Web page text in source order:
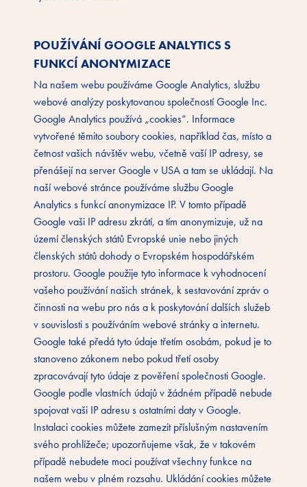
POUŽÍVÁNÍ GOOGLE ANALYTICS S
FUNKCÍ ANONYMIZACE
Na našem webu používáme Google Analytics, službu
webové analýzy poskytovanou společností Google Inc.
Google Analytics používá „cookies“. Informace
vytvořené těmito soubory cookies, například čas, místo a
četnost vašich návštěv webu, včetně vaší IP adresy, se
přenášejí na server Google v USA a tam se ukládají. Na
naší webové stránce používáme službu Google
Analytics s funkcí anonymizace IP. V tomto případě
Google vaši IP adresu zkrátí, a tím anonymizuje, už na
území členských států Evropské unie nebo jiných
členských států dohody o Evropském hospodářském
prostoru. Google použije tyto informace k vyhodnocení
vašeho používání našich stránek, k sestavování zpráv o
činnosti na webu pro nás a k poskytování dalších služeb
v souvislosti s používáním webové stránky a internetu.
Google také předá tyto údaje třetím osobám, pokud je to
stanoveno zákonem nebo pokud třetí osoby
zpracovávají tyto údaje z pověření společnosti Google.
Google podle vlastních údajů v žádném případě nebude
spojovat vaši IP adresu s ostatními daty v Google.
Instalaci cookies můžete zamezit příslušným nastavením
svého prohlížeče; upozorňujeme však, že v takovém
případě nebudete moci používat všechny funkce na
našem webu v plném rozsahu. Ukládání cookies můžete